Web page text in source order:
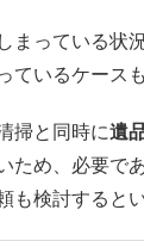
まっている状
ているケース
掃と同時に遺
ため、必要で
も検討すると